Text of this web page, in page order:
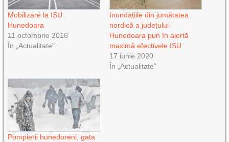
Mobilizare la ISU
Hunedoara
11 octombrie 2016
În „Actualitate”
Inundațiile din jumătatea
nordică a județului
Hunedoara pun în alertă
maximă efectivele ISU
17 iunie 2020
În „Actualitate”
Pompierii hunedoreni, gata